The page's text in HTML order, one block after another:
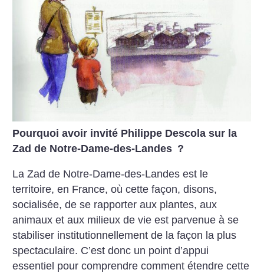
Pourquoi avoir invité Philippe Descola sur la
Zad de Notre-Dame-des-Landes ?
La Zad de Notre-Dame-des-Landes est le
territoire, en France, où cette façon, disons,
socialisée, de se rapporter aux plantes, aux
animaux et aux milieux de vie est parvenue à se
stabiliser institutionnellement de la façon la plus
spectaculaire. C’est donc un point d’appui
essentiel pour comprendre comment étendre cette